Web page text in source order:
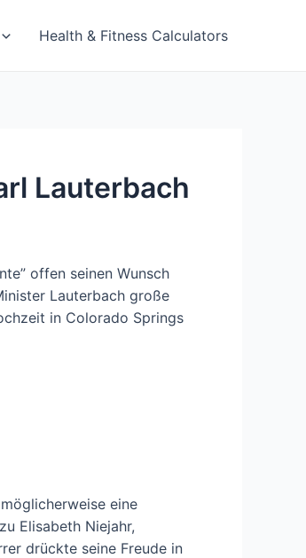
Health & Fitness Calculators
Lauterbach
offen seinen Wunsch
Lauterbach große
in Colorado Springs
eine
Elisabeth Niejahr,
drückte seine Freude in